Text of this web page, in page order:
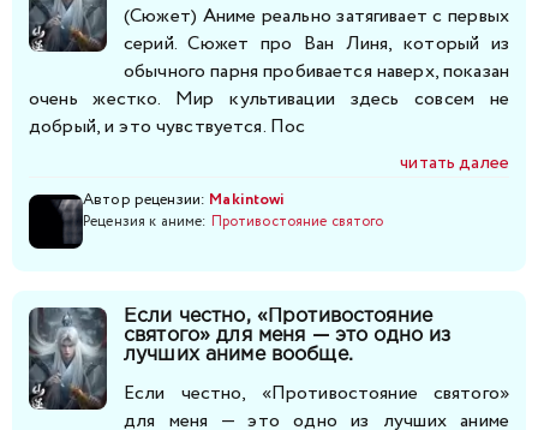
(Сюжет) Аниме реально затягивает с первых
серий. Сюжет про Ван Линя, который из
обычного парня пробивается наверх, показан
очень жестко. Мир культивации здесь совсем не
добрый, и это чувствуется. Пос
читать далее
Автор рецензии: Makintowi
Рецензия к аниме: Противостояние святого
Если честно, «Противостояние
святого» для меня — это одно из
лучших аниме вообще.
Если честно, «Противостояние святого»
для меня — это одно из лучших аниме